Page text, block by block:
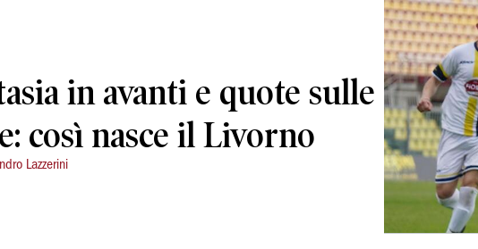
in avanti e quote sulle
così nasce il Livorno
Lazzerini